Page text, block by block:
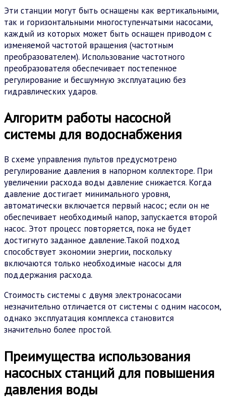
Эти станции могут быть оснащены как вертикальными,
так и горизонтальными многоступенчатыми насосами,
каждый из которых может быть оснащен приводом с
изменяемой частотой вращения (частотным
преобразователем). Использование частотного
преобразователя обеспечивает постепенное
регулирование и бесшумную эксплуатацию без
гидравлических ударов.
Алгоритм работы насосной
системы для водоснабжения
В схеме управления пультов предусмотрено
регулирование давления в напорном коллекторе. При
увеличении расхода воды давление снижается. Когда
давление достигает минимального уровня,
автоматически включается первый насос; если он не
обеспечивает необходимый напор, запускается второй
насос. Этот процесс повторяется, пока не будет
достигнуто заданное давление.Такой подход
способствует экономии энергии, поскольку
включаются только необходимые насосы для
поддержания расхода.
Стоимость системы с двумя электронасосами
незначительно отличается от системы с одним насосом,
однако эксплуатация комплекса становится
значительно более простой.
Преимущества использования
насосных станций для повышения
давления воды